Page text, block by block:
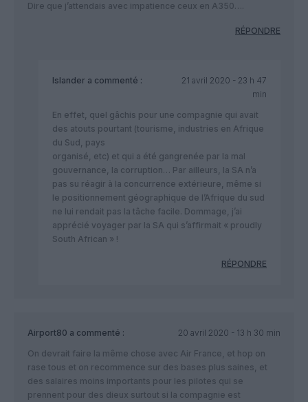
Dire que j’attendais avec impatience ceux en A350….
RÉPONDRE
Islander a commenté :
21 avril 2020 - 23 h 47
min
En effet, quel gâchis pour une compagnie qui avait
des atouts pourtant (tourisme, industries en Afrique
du Sud, pays
organisé, etc) et qui a été gangrenée par la mal
gouvernance, la corruption… Par ailleurs, la SA n’a
pas su réagir à la concurrence extérieure, même si
le positionnement géographique de l’Afrique du sud
ne lui rendait pas la tâche facile. Dommage, j’ai
apprécié voyager par la SA qui s’affirmait « proudly
South African » !
RÉPONDRE
Airport80 a commenté :
20 avril 2020 - 13 h 30 min
On devrait faire la même chose avec Air France, et hop on
rase tous et on recommence sur des bases plus saines, et
des salaires moins importants pour les pilotes qui se
prennent pour des dieux surtout si la compagnie est